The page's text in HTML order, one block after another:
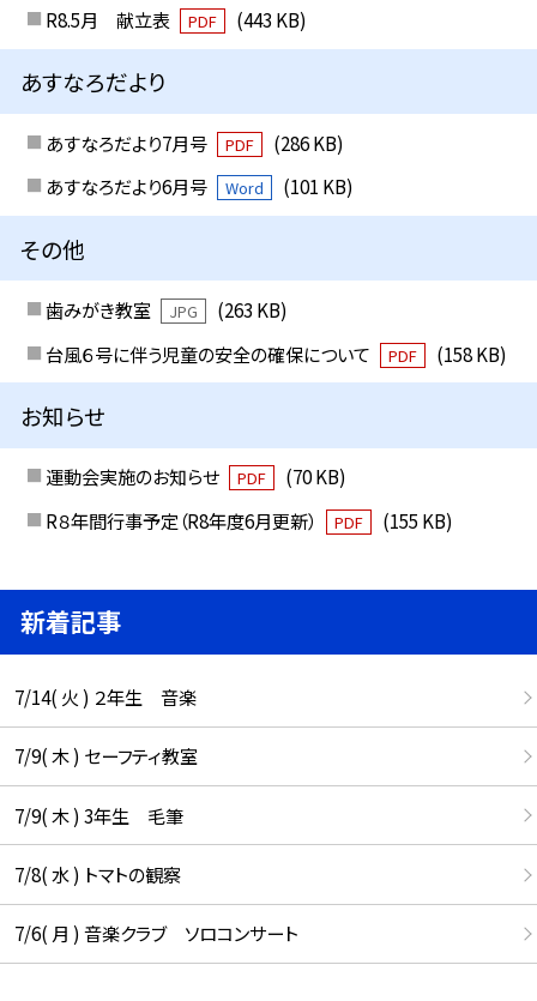
R8.5月 献立表 PDF (443 KB)
あすなろだより
あすなろだより7月号 PDF
(286 KB)
あすなろだより6月号
Word (101 KB)
その他
歯みがき教室 JPG
(263 KB)
台風６号に伴う児童の安全の確保について
PDF (158 KB)
お知らせ
運動会実施のお知らせ PDF
(70 KB)
R８年間行事予定（R8年度6月更新）
PDF (155 KB)
新着記事
7/14( 火 ) ２年生 音楽
7/9( 木 ) セーフティ教室
7/9( 木 ) 3年生 毛筆
7/8( 水 ) トマトの観察
7/6( 月 ) 音楽クラブ ソロコンサート